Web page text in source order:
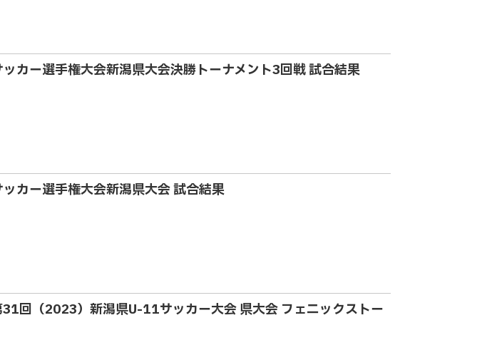
カー選手権大会新潟県大会決勝トーナメント3回戦 試合結果
カー選手権大会新潟県大会 試合結果
回（2023）新潟県U-11サッカー大会 県大会 フェニックストー